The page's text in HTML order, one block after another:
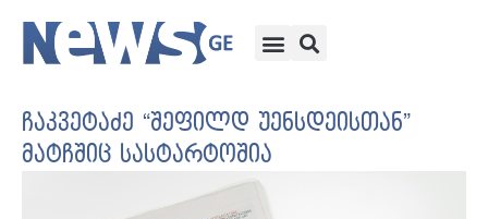
ჩაკვეტაძე “შეფილდ უენსდეისთან”
მატჩშიც სასტარტოშია